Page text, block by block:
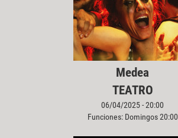
Medea
TEATRO
06/04/2025 - 20:00
Funciones: Domingos 20:00